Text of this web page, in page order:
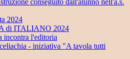
conseguito dall'alunno nell'a.s.
2024
di ITALIANO 2024
incontra l'editoria
- iniziativa "A tavola tutti